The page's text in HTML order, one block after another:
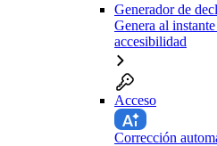
Generador de
Genera al
accesibilidad
Acceso
Corrección